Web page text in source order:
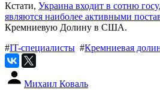
Кстати, Украина входит в сотню
являются наиболее активными
Кремниевую Долину в США.
#IT-специалисты #Кремниевая
Михаил Коваль